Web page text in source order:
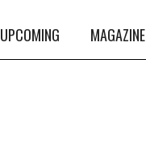
UPCOMING MAGAZINE